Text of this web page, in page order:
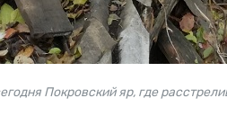
Покровский яр, где